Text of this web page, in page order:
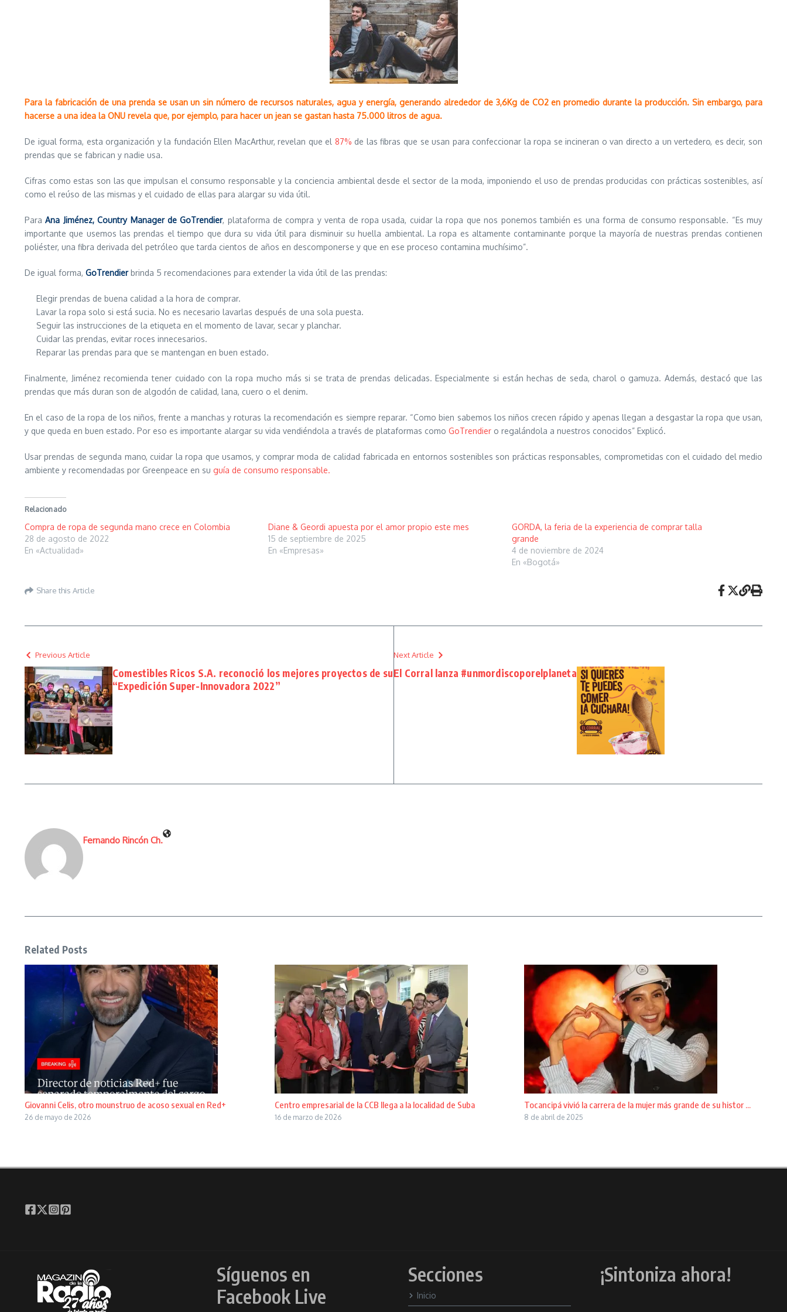
Para la fabricación de una prenda se usan un sin número de recursos naturales, agua y energía, generando alrededor de 3,6Kg de CO2 en promedio durante la producción. Sin embargo, para
hacerse a una idea la ONU revela que, por ejemplo, para hacer un jean se gastan hasta 75.000 litros de agua.
De igual forma, esta organización y la fundación Ellen MacArthur, revelan que el 87% de las fibras que se usan para confeccionar la ropa se incineran o van directo a un vertedero, es decir, son
prendas que se fabrican y nadie usa.
Cifras como estas son las que impulsan el consumo responsable y la conciencia ambiental desde el sector de la moda, imponiendo el uso de prendas producidas con prácticas sostenibles, así
como el reúso de las mismas y el cuidado de ellas para alargar su vida útil.
ParaAna Jiménez, Country Manager de GoTrendier, plataforma de compra y venta de ropa usada, cuidar la ropa que nos ponemos también es una forma de consumo responsable. “Es muy
importante que usemos las prendas el tiempo que dura su vida útil para disminuir su huella ambiental. La ropa es altamente contaminante porque la mayoría de nuestras prendas contienen
poliéster, una fibra derivada del petróleo que tarda cientos de años en descomponerse y que en ese proceso contamina muchísimo”.
De igual forma, GoTrendier brinda 5 recomendaciones para extender la vida útil de las prendas:
Elegir prendas de buena calidad a la hora de comprar.
Lavar la ropa solo si está sucia. No es necesario lavarlas después de una sola puesta.
Seguir las instrucciones de la etiqueta en el momento de lavar, secar y planchar.
Cuidar las prendas, evitar roces innecesarios.
Reparar las prendas para que se mantengan en buen estado.
Finalmente, Jiménez recomienda tener cuidado con la ropa mucho más si se trata de prendas delicadas. Especialmente si están hechas de seda, charol o gamuza. Además, destacó que las
prendas que más duran son de algodón de calidad, lana, cuero o el denim.
En el caso de la ropa de los niños, frente a manchas y roturas la recomendación es siempre reparar. “Como bien sabemos los niños crecen rápido y apenas llegan a desgastar la ropa que usan,
y que queda en buen estado. Por eso es importante alargar su vida vendiéndola a través de plataformas como GoTrendier o regalándola a nuestros conocidos” Explicó.
Usar prendas de segunda mano, cuidar la ropa que usamos, y comprar moda de calidad fabricada en entornos sostenibles son prácticas responsables, comprometidas con el cuidado del medio
ambiente y recomendadas por Greenpeace en su guía de consumo responsable.
Relacionado
Compra de ropa de segunda mano crece en Colombia
28 de agosto de 2022
En «Actualidad»
Diane & Geordi apuesta por el amor propio este mes
15 de septiembre de 2025
En «Empresas»
GORDA, la feria de la experiencia de comprar talla
grande
4 de noviembre de 2024
En «Bogotá»
Share this Article
Previous Article
Comestibles Ricos S.A. reconoció los mejores proyectos de su
“Expedición Super-Innovadora 2022”
Next Article
El Corral lanza #unmordiscoporelplaneta
Fernando Rincón Ch.
Related Posts
Giovanni Celis, otro mounstruo de acoso sexual en Red+
26 de mayo de 2026
Centro empresarial de la CCB llega a la localidad de Suba
16 de marzo de 2026
Tocancipá vivió la carrera de la mujer más grande de su histor ...
8 de abril de 2025
Síguenos en
Facebook Live
Secciones
Inicio
¡Sintoniza ahora!